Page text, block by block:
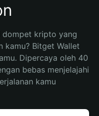
dompet kripto yang
kamu? Bitget Wallet
Dipercaya oleh 40
bebas menjelajahi
kamu